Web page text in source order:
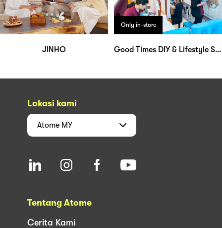
JINHO
Only in-store
Good Times DIY & Lifestyle Studio
Lokasi kami
Atome MY
Tentang Atome
Cerita Kami